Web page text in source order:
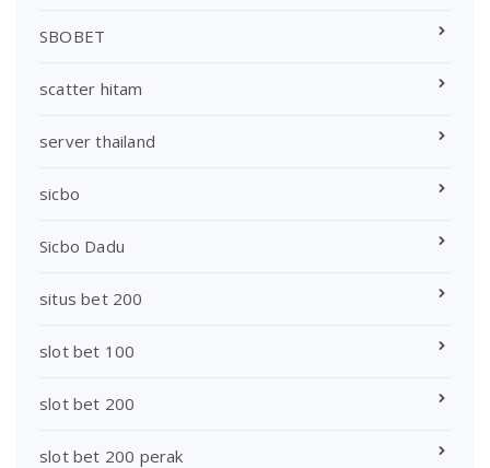
SBOBET
scatter hitam
server thailand
sicbo
Sicbo Dadu
situs bet 200
slot bet 100
slot bet 200
slot bet 200 perak